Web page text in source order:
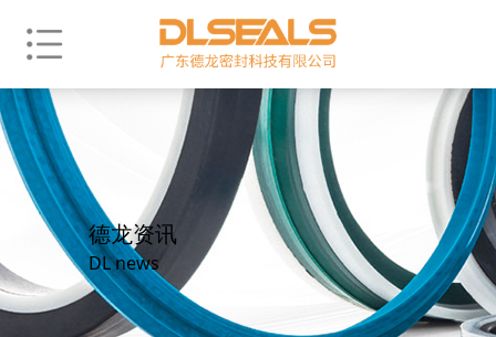
德龙资讯
DL news